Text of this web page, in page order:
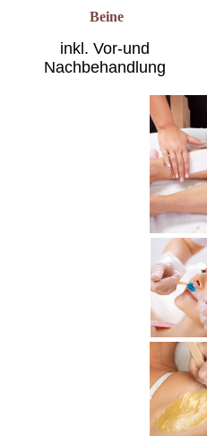
Beine
inkl. Vor-und
Nachbehandlung